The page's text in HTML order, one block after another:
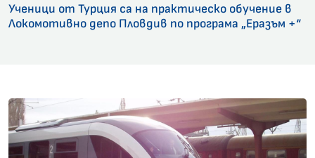
Ученици от Турция са на практическо обучение в
Локомотивно депо Пловдив по програма „Еразъм +“